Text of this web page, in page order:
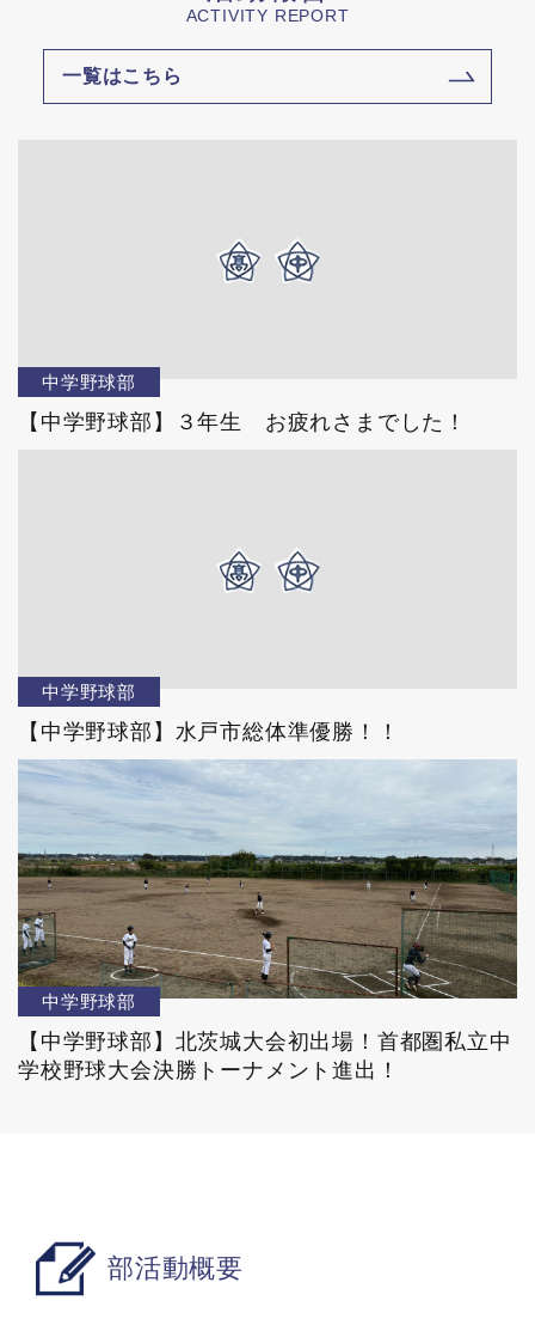
ACTIVITY REPORT
一覧はこちら
中学野球部
【中学野球部】３年生 お疲れさまでした！
中学野球部
【中学野球部】水戸市総体準優勝！！
中学野球部
【中学野球部】北茨城大会初出場！首都圏私立中
学校野球大会決勝トーナメント進出！
部活動概要